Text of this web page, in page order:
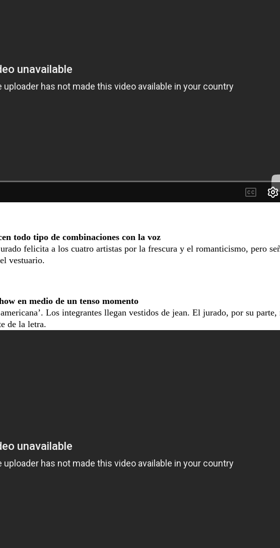
todo tipo de combinaciones con la voz
felicita a los cuatro artistas por la frescura y el romanticismo, pero
vestuario.
en medio de un tenso momento
Los integrantes llegan vestidos de jean. El jurado, por su parte,
de la letra.